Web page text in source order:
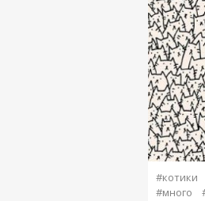
#котики
#много